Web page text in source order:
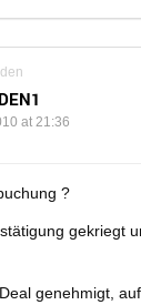
at 21:36
?
gekriegt
genehmigt,